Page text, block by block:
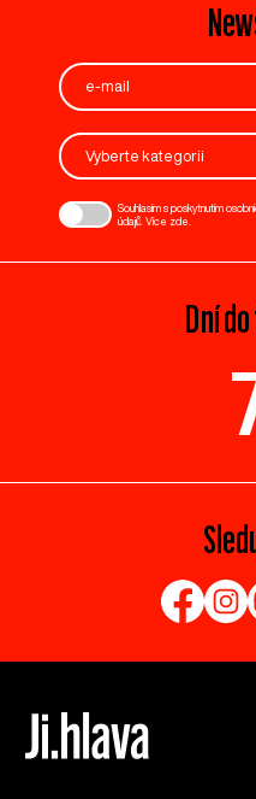
Vyberte kategorii
Souhlasím s poskytnutím
údajů. Více zde
Dní